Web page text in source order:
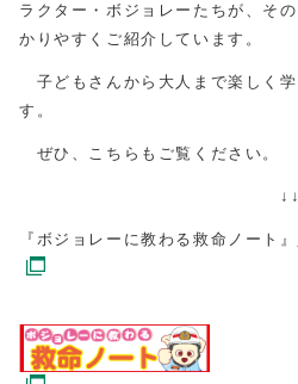
ラクター・ボジョレーたちが、そ
かりやすくご紹介しています。
子どもさんから大人まで楽しく
す。
ぜひ、こちらもご覧ください。
『ボジョレーに教わる救命ノート』